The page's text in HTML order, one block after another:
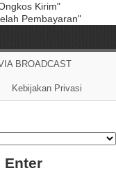
Kirim"
Pembayaran"
BROADCAST
Kebijakan Privasi
Enter